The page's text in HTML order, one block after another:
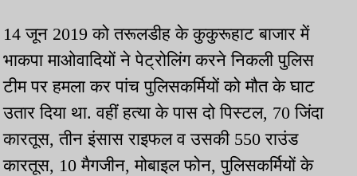
14 जून 2019 को तरूलडीह के कुकुरूहाट बाजार में
भाकपा माओवादियों ने पेट्रोलिंग करने निकली पुलिस
टीम पर हमला कर पांच पुलिसकर्मियों को मौत के घाट
उतार दिया था. वहीं हत्या के पास दो पिस्टल, 70 जिंदा
कारतूस, तीन इंसास राइफल व उसकी 550 राउंड
कारतूस, 10 मैगजीन, मोबाइल फोन, पुलिसकर्मियों के